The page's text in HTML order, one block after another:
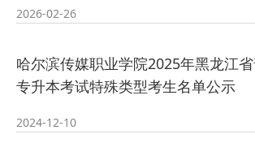
2026-02-26
哈尔滨传媒职业学院2025年黑龙江
专升本考试特殊类型考生名单公示
2024-12-10